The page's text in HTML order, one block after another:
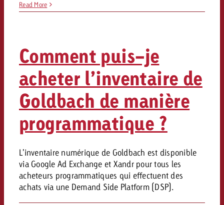
Read More
Comment puis-je
acheter l’inventaire de
Goldbach de manière
programmatique ?
L'inventaire numérique de Goldbach est disponible
via Google Ad Exchange et Xandr pour tous les
acheteurs programmatiques qui effectuent des
achats via une Demand Side Platform (DSP).